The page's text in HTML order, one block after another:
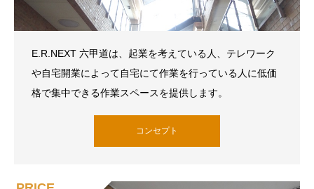
E.R.NEXT 六甲道は、起業を考えている人、テレワーク
や自宅開業によって自宅にて作業を行っている人に低価
格で集中できる作業スペースを提供します。
コンセプト